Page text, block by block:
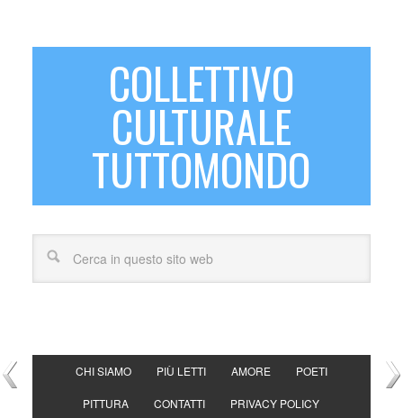
COLLETTIVO
CULTURALE
TUTTOMONDO
CHI SIAMO PIÙ LETTI AMORE POETI
PITTURA CONTATTI PRIVACY POLICY